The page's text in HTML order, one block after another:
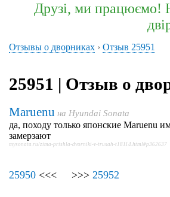
Друзі, ми працюємо!
Отзывы о дворниках › Отзыв 25951
25951 | Отзыв о
Maruenu на Hyundai Sonata
да, походу только японские Maruenu
замерзают
mysonata.ru/zima-prishla-dvorniki-v-trusah-t18114.html#p362637
25950 <<< >>> 25952